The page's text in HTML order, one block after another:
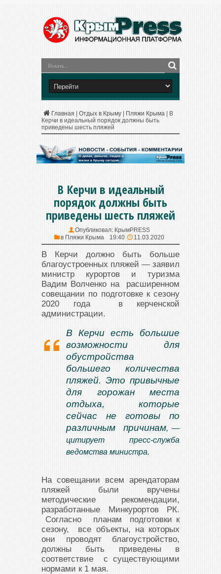
Главная Отдых в Крыму Пляжи Крыма
В
Керчи в идеальный порядок должны быть
приведены шесть пляжей
В Керчи в идеальный
порядок должны быть
приведены шесть пляжей
Опубликовал: КрымPRESS
в Пляжи Крыма 19:40 11.03.2020
В Керчи должно быть больше
благоустроенных пляжей — заявил
министр курортов и туризма
Вадим Волченко на расширенном
совещании по подготовке к сезону
2020 года в керченской
администрации.
В Керчи есть большие
возможности для
обустройства
большего количества
пляжей. Это привычные
для горожан места
отдыха, которые
сейчас не готовы по
различным причинам, —
цитирует пресс-служба
ведомства министра.
На совещании всем арендаторам
пляжей были вручены
методические рекомендации,
разработанные Минкурортов РК.
Согласно планам подготовки к
сезону, все объекты, на которых
они проводят благоустройство,
должны быть приведены в
соответствие с существующими
нормами к 1 мая.